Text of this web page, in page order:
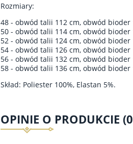
Rozmiary:
48 - obwód talii 112 cm, obwód bioder
50 - obwód talii 114 cm, obwód bioder
52 - obwód talii 124 cm, obwód bioder
54 - obwód talii 126 cm, obwód bioder
56 - obwód talii 132 cm, obwód bioder
58 - obwód talii 136 cm, obwód bioder
Skład: Poliester 100%, Elastan 5%.
OPINIE O PRODUKCIE